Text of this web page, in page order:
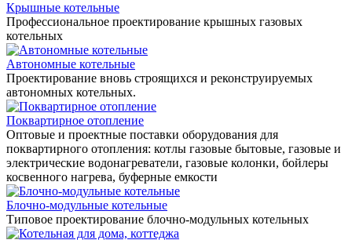
Крышные котельные
Профессиональное проектирование крышных газовых
котельных
Автономные котельные
Проектирование вновь строящихся и реконструируемых
автономных котельных.
Поквартирное отопление
Оптовые и проектные поставки оборудования для
поквартирного отопления: котлы газовые бытовые, газовые и
электрические водонагреватели, газовые колонки, бойлеры
косвенного нагрева, буферные емкости
Блочно-модульные котельные
Типовое проектирование блочно-модульных котельных